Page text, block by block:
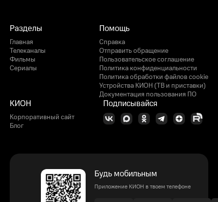
Разделы
Главная
Телеканалы
Фильмы
Сериалы
Помощь
Справка
Отправить обращение
Пользовательское соглашение
Политика конфиденциальности
Политика обработки файлов cookie
Устройства КИОН (ТВ и приставки)
Документация пользования ПО
КИОН
Корпоративный сайт
Блог
Подписывайся
Будь мобильным
Приложение КИОН в твоем телефоне